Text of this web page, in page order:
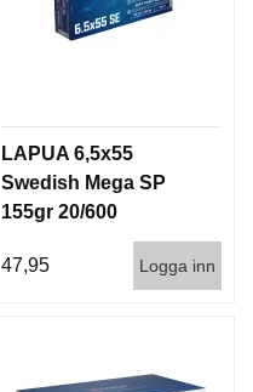
LAPUA 6,5x55
Swedish Mega SP
155gr 20/600
47,95 Logga inn